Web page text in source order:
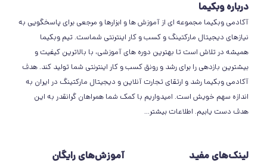
درباره وبکیما
آکادمی وبکیما مجموعه ای از آموزش ها و ابزارها و مرجعی برای پاسخگویی به
نیازهای دیجیتال مارکتینگ و کسب و کار اینترنتی شماست. تیم وبکیما
همیشه در تلاش است تا بهترین دوره های آموزشی، با بالاترین کیفیت و
بیشترین بازدهی را برای رشد و رونق کسب و کار اینترنتی شما تولید کند. هدف
آکادمی وبکیما رشد و ارتقای تجارت آنلاین و دیجیتال مارکتینگ در ایران به
اندازه سهم خویش است. امیدواریم با کمک شما همراهان گرانقدر به این
هدف دست یابیم. اطلاعات بیشتر...
لینک‌های مفید آموزش‌های رایگان